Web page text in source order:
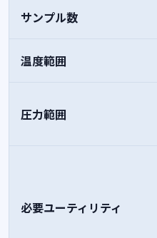
サンプル数
温度範囲
圧力範囲
必要ユーティリティ